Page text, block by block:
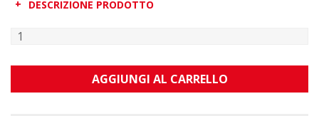
DESCRIZIONE PRODOTTO
AGGIUNGI AL CARRELLO